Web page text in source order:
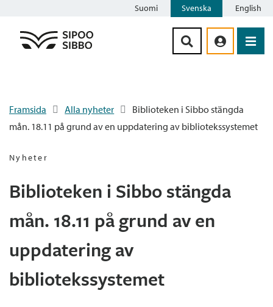
Suomi Svenska English
Framsida Alla nyheter
Biblioteken i Sibbo stängda
mån. 18.11 på grund av en uppdatering av bibliotekssystemet
Nyheter
Biblioteken i Sibbo stängda
mån. 18.11 på grund av en
uppdatering av
bibliotekssystemet